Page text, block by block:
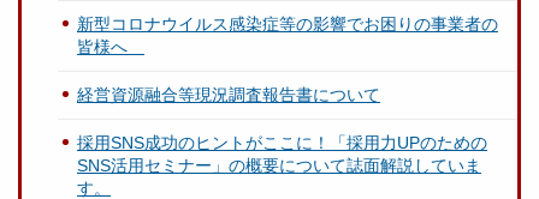
新型コロナウイルス感染症等の影響でお困りの事業者の
皆様へ
経営資源融合等現況調査報告書について
採用SNS成功のヒントがここに！「採用力UPのための
SNS活用セミナー」の概要について誌面解説していま
す。